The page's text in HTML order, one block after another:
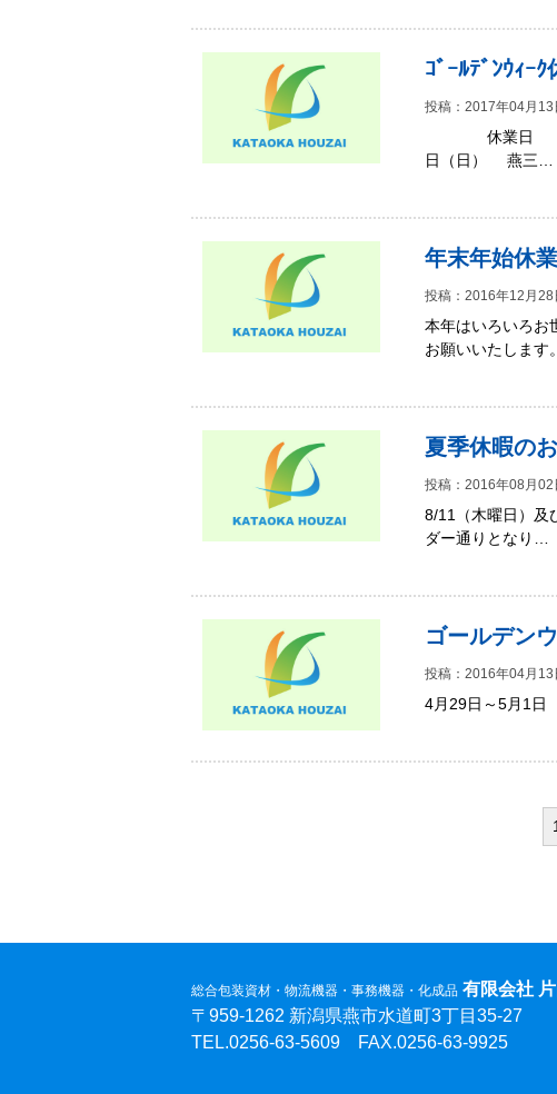
ｺﾞｰﾙﾃﾞﾝｳｨｰ
投稿：2017年04月13
休業日 4月
日（日） 燕三…
年末年始休
投稿：2016年12月28
本年はいろいろお
お願いいたします
夏季休暇の
投稿：2016年08月02
8/11（木曜日）
ダー通りとなり…
ゴールデン
投稿：2016年04月13
4月29日～5月1日
1
総合包装資材・物流機器・事務機器・化成品 有限会社
〒959-1262 新潟県燕市水道町3丁目35-27
TEL.0256-63-5609 FAX.0256-63-9925